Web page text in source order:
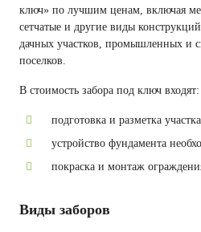
ключ» по лучшим ценам, включая
сетчатые и другие виды
дачных участков, промышленных и
поселков.
В стоимость забора под ключ входят:
подготовка и разметка участка,
устройство фундамента
покраска и монтаж
Виды заборов